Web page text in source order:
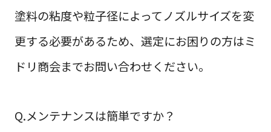
塗料の粘度や粒子径によってノズルサイズを変
更する必要があるため、選定にお困りの方はミ
ドリ商会までお問い合わせください。
Q.メンテナンスは簡単ですか？